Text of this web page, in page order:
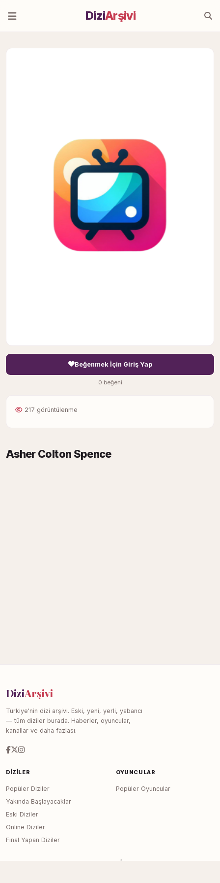
DiziArşivi
Beğenmek İçin Giriş Yap
0 beğeni
217 görüntülenme
Asher Colton Spence
DiziArşivi
Türkiye'nin dizi arşivi. Eski, yeni, yerli, yabancı
— tüm diziler burada. Haberler, oyuncular,
kanallar ve daha fazlası.
DIZILER
Popüler Diziler
Yakında Başlayacaklar
Eski Diziler
Online Diziler
Final Yapan Diziler
OYUNCULAR
Popüler Oyuncular
SITE